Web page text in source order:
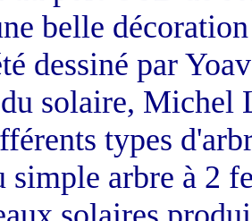
belle
dessiné par
solaire, Michel
types
simple arbre à 2